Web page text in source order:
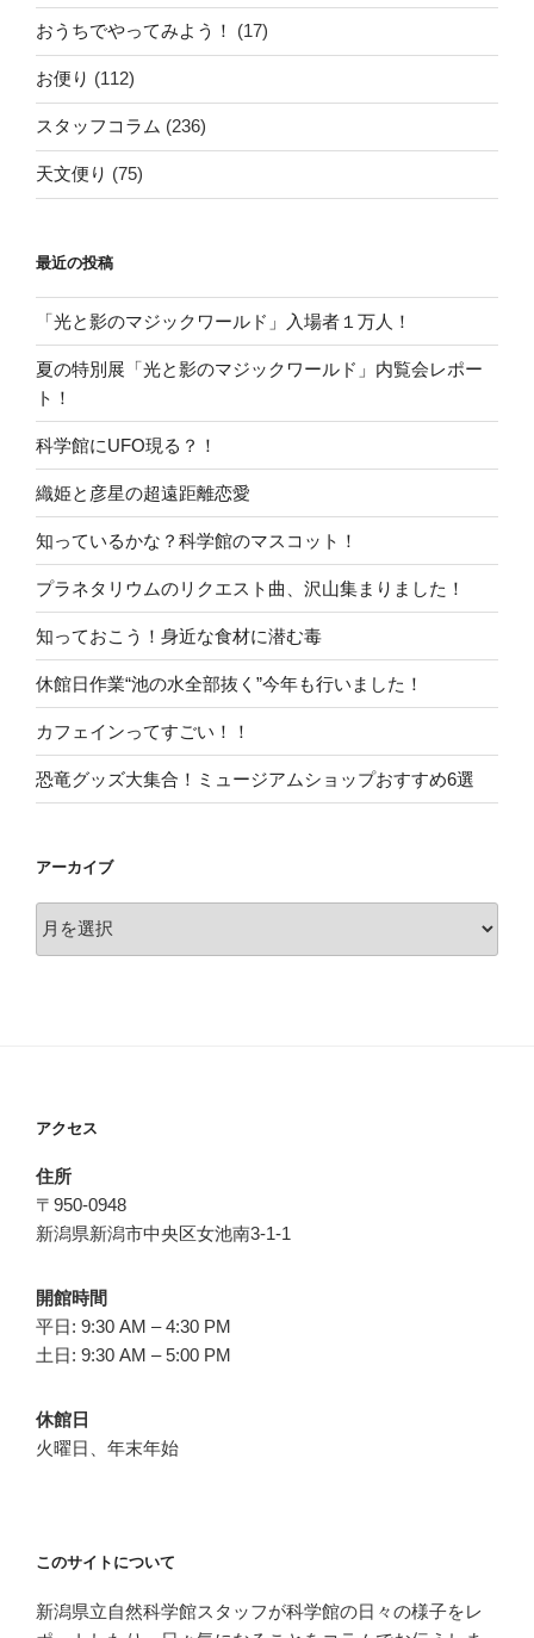
送
り
おうちでやってみよう！ (17)
お便り (112)
スタッフコラム (236)
天文便り (75)
最近の投稿
「光と影のマジックワールド」入場者１万人！
夏の特別展「光と影のマジックワールド」内覧会レポー
ト！
科学館にUFO現る？！
織姫と彦星の超遠距離恋愛
知っているかな？科学館のマスコット！
プラネタリウムのリクエスト曲、沢山集まりました！
知っておこう！身近な食材に潜む毒
休館日作業“池の水全部抜く”今年も行いました！
カフェインってすごい！！
恐竜グッズ大集合！ミュージアムショップおすすめ6選
アーカイブ
ー
アクセス
住所
〒950-0948
新潟県新潟市中央区女池南3-1-1
開館時間
平日: 9:30 AM – 4:30 PM
土日: 9:30 AM – 5:00 PM
休館日
火曜日、年末年始
このサイトについて
新潟県立自然科学館スタッフが科学館の日々の様子をレ